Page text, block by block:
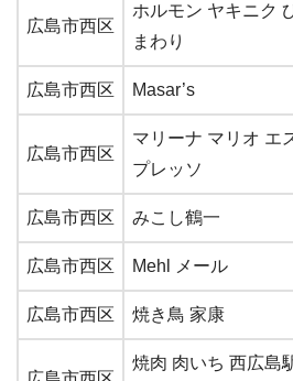
広島市西区
ホルモン ヤキニク
まわり
広島市西区 Masar’s
広島市西区
マリーナ マリオ エ
プレッソ
広島市西区 みこし鶴一
広島市西区 Mehl メール
広島市西区 焼き鳥 家康
焼肉 肉いち 西広島